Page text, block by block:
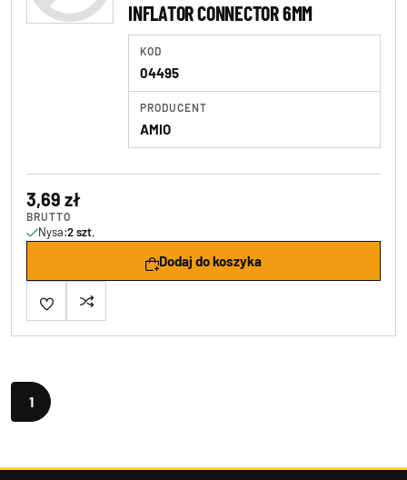
INFLATOR CONNECTOR 6MM
KOD
04495
PRODUCENT
AMIO
3,69 zł
BRUTTO
Nysa:2 szt.
Dodaj do koszyka
1